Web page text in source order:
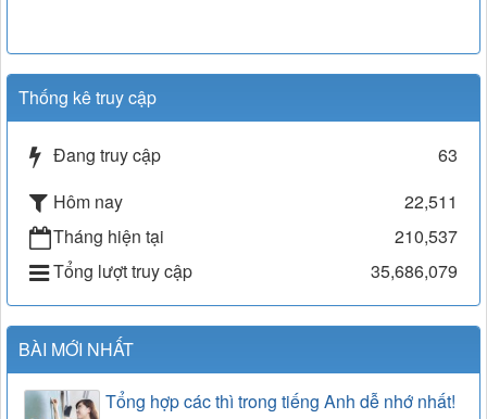
Thống kê truy cập
Đang truy cập
63
Hôm nay
22,511
Tháng hiện tại
210,537
Tổng lượt truy cập
35,686,079
BÀI MỚI NHẤT
Tổng hợp các thì trong tiếng Anh dễ nhớ nhất!